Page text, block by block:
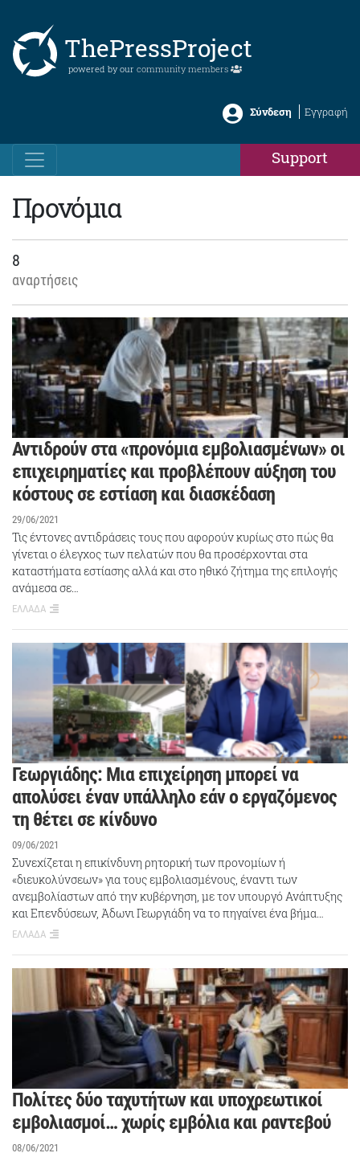
ThePressProject
powered by our community members
Σύνδεση Εγγραφή
Support
Προνόμια
8
αναρτήσεις
Αντιδρούν στα «προνόμια εμβολιασμένων» οι
επιχειρηματίες και προβλέπουν αύξηση του
κόστους σε εστίαση και διασκέδαση
29/06/2021
Τις έντονες αντιδράσεις τους που αφορούν κυρίως στο πώς θα
γίνεται ο έλεγχος των πελατών που θα προσέρχονται στα
καταστήματα εστίασης αλλά και στο ηθικό ζήτημα της επιλογής
ανάμεσα σε…
ΕΛΛΑΔΑ
Γεωργιάδης: Μια επιχείρηση μπορεί να
απολύσει έναν υπάλληλο εάν ο εργαζόμενος
τη θέτει σε κίνδυνο
09/06/2021
Συνεχίζεται η επικίνδυνη ρητορική των προνομίων ή
«διευκολύνσεων» για τους εμβολιασμένους, έναντι των
ανεμβολίαστων από την κυβέρνηση, με τον υπουργό Ανάπτυξης
και Επενδύσεων, Άδωνι Γεωργιάδη να το πηγαίνει ένα βήμα…
ΕΛΛΑΔΑ
Πολίτες δύο ταχυτήτων και υποχρεωτικοί
εμβολιασμοί… χωρίς εμβόλια και ραντεβού
08/06/2021